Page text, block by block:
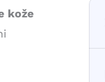
kože